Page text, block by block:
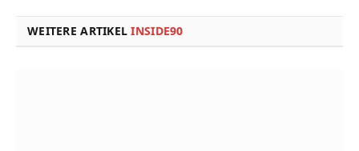
WEITERE ARTIKELINSIDE90